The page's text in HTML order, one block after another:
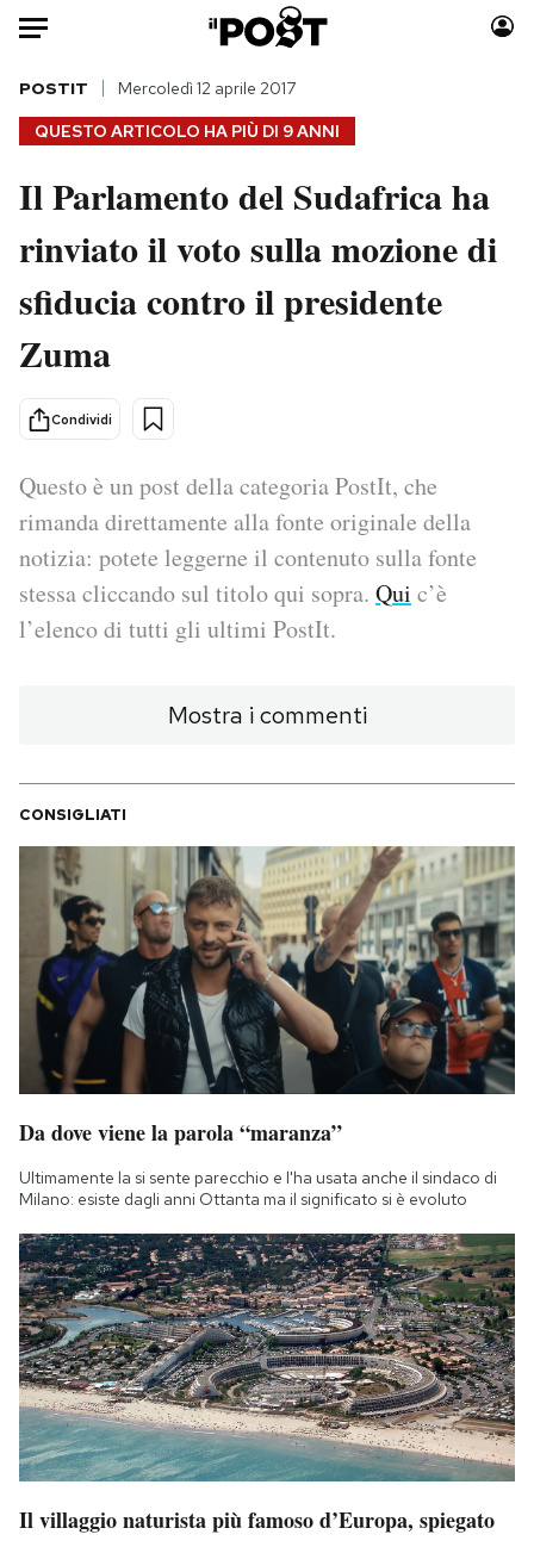
Auto
HOME
Italia
Politica
Tecnologia
Scienza
Cultura
Economia
Sport
Moda
Consumismi
Storie/Idee
Mondiali calcio 2026
PODCAST
SHOP
CALENDARIO
AREA PERSONALE
Area Personale
Newsletter
Notifiche mobile
Hai bisogno di aiuto?
Esci
QUESTO ARTICOLO HA PIÙ DI 9 ANNI
POSTIT Mercoledì 12 aprile 2017
Il Parlamento del Sudafrica ha
rinviato il voto sulla mozione di
sfiducia contro il presidente
Zuma
Condividi
Questo è un post della categoria PostIt, che
rimanda direttamente alla fonte originale della
notizia: potete leggerne il contenuto sulla fonte
stessa cliccando sul titolo qui sopra. Qui c’è
l’elenco di tutti gli ultimi PostIt.
Mostra i commenti
CONSIGLIATI
Da dove viene la parola “maranza”
Ultimamente la si sente parecchio e l'ha usata anche il sindaco di
Milano: esiste dagli anni Ottanta ma il significato si è evoluto
Il villaggio naturista più famoso d’Europa, spiegato